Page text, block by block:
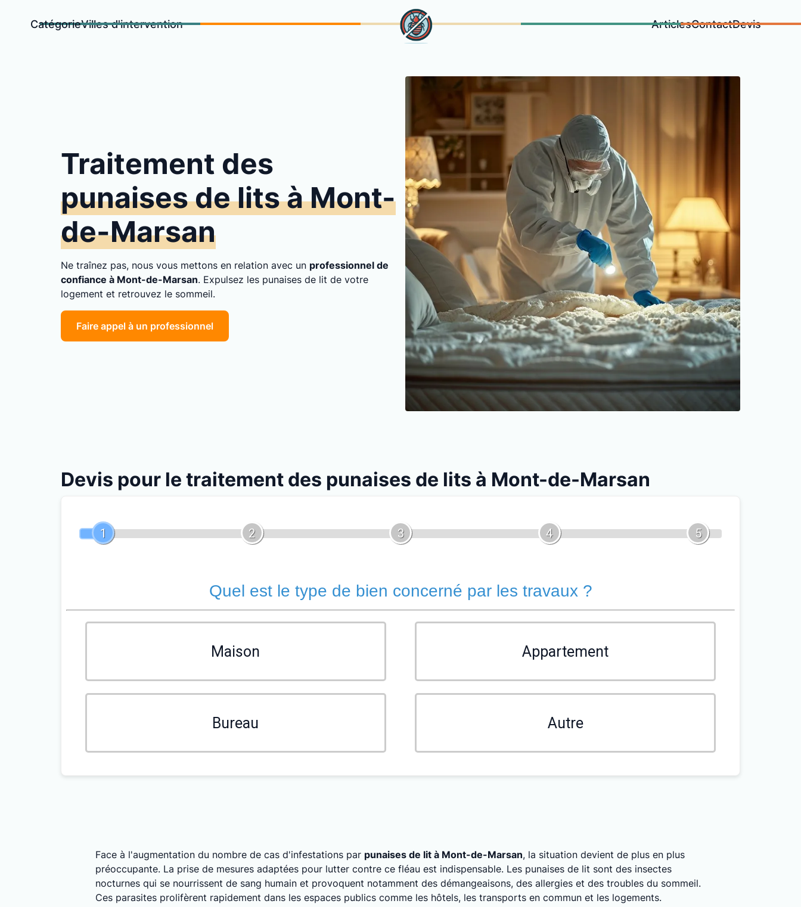
CatégorieVilles d'intervention ArticlesContactDevis
Traitement des
punaises de lits à Mont-
de-Marsan
Ne traînez pas, nous vous mettons en relation avec un professionnel de
confiance à Mont-de-Marsan. Expulsez les punaises de lit de votre
logement et retrouvez le sommeil.
Faire appel à un professionnel
Devis pour le traitement des punaises de lits à Mont-de-Marsan
1 2 3 4 5
Quel est le type de bien concerné par les travaux ?
Maison Appartement
Bureau Autre
Face à l'augmentation du nombre de cas d'infestations par punaises de lit à Mont-de-Marsan, la situation devient de plus en plus
préoccupante. La prise de mesures adaptées pour lutter contre ce fléau est indispensable. Les punaises de lit sont des insectes
nocturnes qui se nourrissent de sang humain et provoquent notamment des démangeaisons, des allergies et des troubles du sommeil.
Ces parasites prolifèrent rapidement dans les espaces publics comme les hôtels, les transports en commun et les logements.